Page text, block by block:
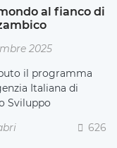
al fianco di
2025
il programma
Italiana di
Sviluppo
626